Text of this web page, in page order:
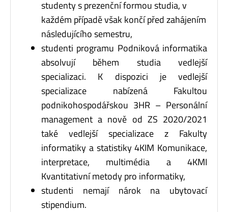
studenty s prezenční formou studia, v
každém případě však končí před zahájením
následujícího semestru,
studenti programu Podniková informatika
absolvují během studia vedlejší
specializaci. K dispozici je vedlejší
specializace nabízená Fakultou
podnikohospodářskou 3HR – Personální
management a nově od ZS 2020/2021
také vedlejší specializace z Fakulty
informatiky a statistiky 4KIM Komunikace,
interpretace, multimédia a 4KMI
Kvantitativní metody pro informatiky,
studenti nemají nárok na ubytovací
stipendium.